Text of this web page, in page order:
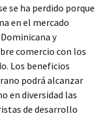
se ha perdido porque
en el mercado
y
comercio con los
Los beneficios
podrá alcanzar
en diversidad las
de desarrollo